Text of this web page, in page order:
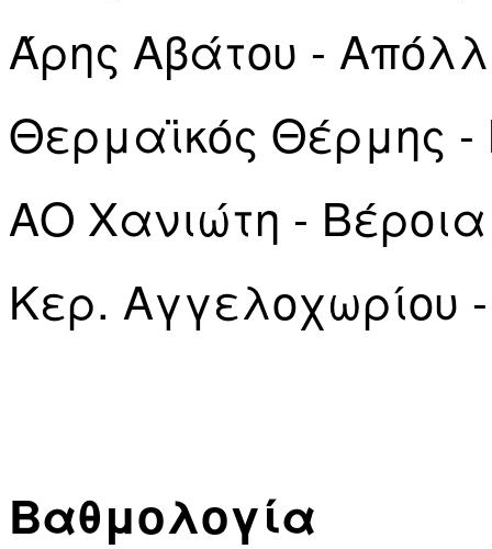
Άρης Αβάτου -
Θερμαϊκός Θέρμης
ΑΟ Χανιώτη -
Κερ. Αγγελοχωρίου
Βαθμολογία